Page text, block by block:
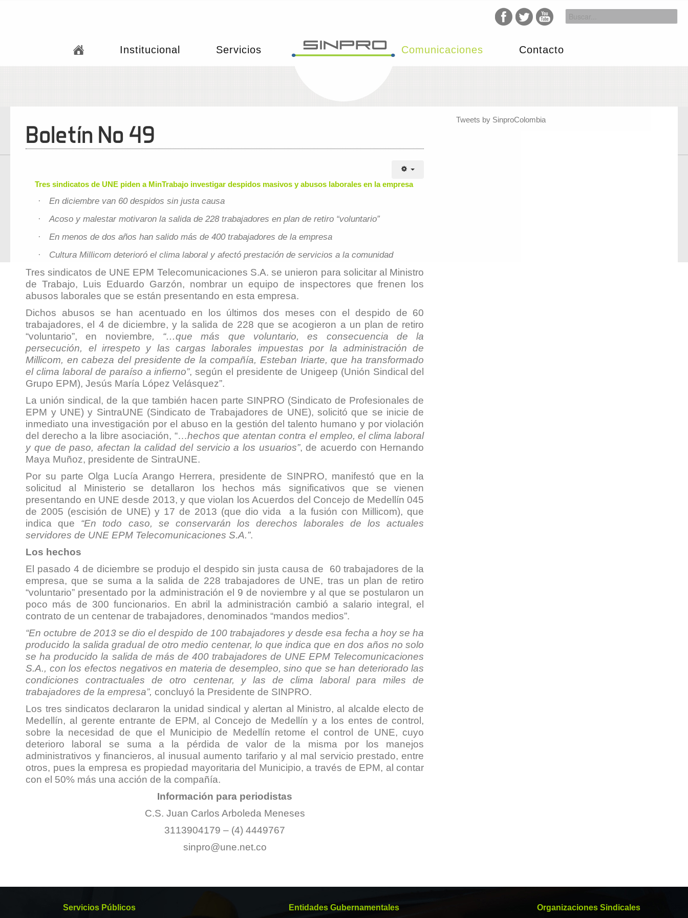
Institucional Servicios Comunicaciones Contacto
Boletín No 49
Tres sindicatos de UNE piden a MinTrabajo investigar despidos masivos y abusos laborales en la empresa
· En diciembre van 60 despidos sin justa causa
· Acoso y malestar motivaron la salida de 228 trabajadores en plan de retiro “voluntario”
· En menos de dos años han salido más de 400 trabajadores de la empresa
· Cultura Millicom deterioró el clima laboral y afectó prestación de servicios a la comunidad
Tres sindicatos de UNE EPM Telecomunicaciones S.A. se unieron para solicitar al Ministro
de Trabajo, Luis Eduardo Garzón, nombrar un equipo de inspectores que frenen los
abusos laborales que se están presentando en esta empresa.
Dichos abusos se han acentuado en los últimos dos meses con el despido de 60
trabajadores, el 4 de diciembre, y la salida de 228 que se acogieron a un plan de retiro
“voluntario”, en noviembre, “…que más que voluntario, es consecuencia de la
persecución, el irrespeto y las cargas laborales impuestas por la administración de
Millicom, en cabeza del presidente de la compañía, Esteban Iriarte, que ha transformado
el clima laboral de paraíso a infierno”, según el presidente de Unigeep (Unión Sindical del
Grupo EPM), Jesús María López Velásquez”.
La unión sindical, de la que también hacen parte SINPRO (Sindicato de Profesionales de
EPM y UNE) y SintraUNE (Sindicato de Trabajadores de UNE), solicitó que se inicie de
inmediato una investigación por el abuso en la gestión del talento humano y por violación
del derecho a la libre asociación, “…hechos que atentan contra el empleo, el clima laboral
y que de paso, afectan la calidad del servicio a los usuarios”, de acuerdo con Hernando
Maya Muñoz, presidente de SintraUNE.
Por su parte Olga Lucía Arango Herrera, presidente de SINPRO, manifestó que en la
solicitud al Ministerio se detallaron los hechos más significativos que se vienen
presentando en UNE desde 2013, y que violan los Acuerdos del Concejo de Medellín 045
de 2005 (escisión de UNE) y 17 de 2013 (que dio vida a la fusión con Millicom), que
indica que “En todo caso, se conservarán los derechos laborales de los actuales
servidores de UNE EPM Telecomunicaciones S.A.”.
Los hechos
El pasado 4 de diciembre se produjo el despido sin justa causa de 60 trabajadores de la
empresa, que se suma a la salida de 228 trabajadores de UNE, tras un plan de retiro
“voluntario” presentado por la administración el 9 de noviembre y al que se postularon un
poco más de 300 funcionarios. En abril la administración cambió a salario integral, el
contrato de un centenar de trabajadores, denominados “mandos medios”.
“En octubre de 2013 se dio el despido de 100 trabajadores y desde esa fecha a hoy se ha
producido la salida gradual de otro medio centenar, lo que indica que en dos años no solo
se ha producido la salida de más de 400 trabajadores de UNE EPM Telecomunicaciones
S.A., con los efectos negativos en materia de desempleo, sino que se han deteriorado las
condiciones contractuales de otro centenar, y las de clima laboral para miles de
trabajadores de la empresa”, concluyó la Presidente de SINPRO.
Los tres sindicatos declararon la unidad sindical y alertan al Ministro, al alcalde electo de
Medellín, al gerente entrante de EPM, al Concejo de Medellín y a los entes de control,
sobre la necesidad de que el Municipio de Medellín retome el control de UNE, cuyo
deterioro laboral se suma a la pérdida de valor de la misma por los manejos
administrativos y financieros, al inusual aumento tarifario y al mal servicio prestado, entre
otros, pues la empresa es propiedad mayoritaria del Municipio, a través de EPM, al contar
con el 50% más una acción de la compañía.
Información para periodistas
C.S. Juan Carlos Arboleda Meneses
3113904179 – (4) 4449767
sinpro@une.net.co
Tweets by SinproColombia
Servicios Públicos Entidades Gubernamentales Organizaciones Sindicales